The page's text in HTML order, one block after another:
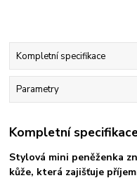
Kompletní specifikace
Parametry
Kompletní
Stylová mini peněženka
kůže, která zajišťuje